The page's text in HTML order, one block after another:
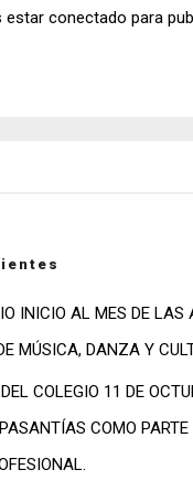
estar conectado para
INICIO AL MES DE LAS
MÚSICA, DANZA Y
COLEGIO 11 DE
COMO PARTE